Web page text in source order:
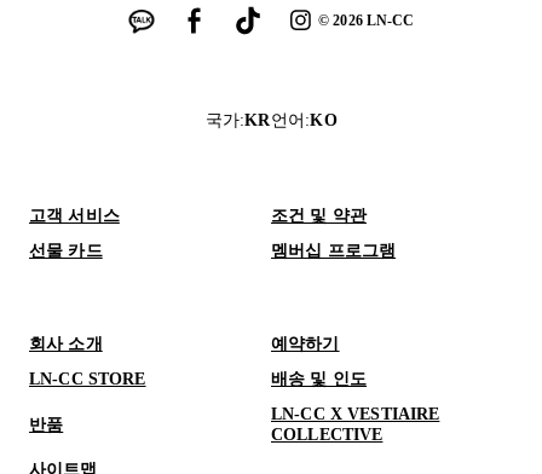
©2026LN-CC
국가:KR언어 :KO
고객 서비스
조건 및 약관
선물 카드
멤버십 프로그램
회사 소개
예약하기
LN-CC STORE
배송 및 인도
반품
LN-CC X VESTIAIRE
COLLECTIVE
사이트맵